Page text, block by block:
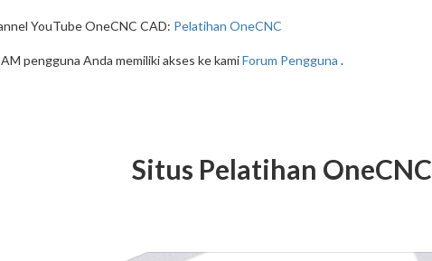
YouTube OneCNC CAD: Pelatihan OneCNC
pengguna Anda memiliki akses ke kamiForum Pengguna .
Situs Pelatihan OneCNC